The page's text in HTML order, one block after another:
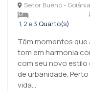
Setor Bueno - Goiânia
1, 2 e 3 Quarto(s)
Têm momentos que
tom em harmonia
com seu novo estilo
de urbanidade.
vida...